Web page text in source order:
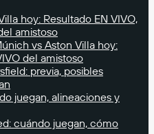
hoy: Resultado EN VIVO,
amistoso
vs Aston Villa hoy:
del amistoso
previa, posibles
juegan, alineaciones y
cuándo juegan, cómo